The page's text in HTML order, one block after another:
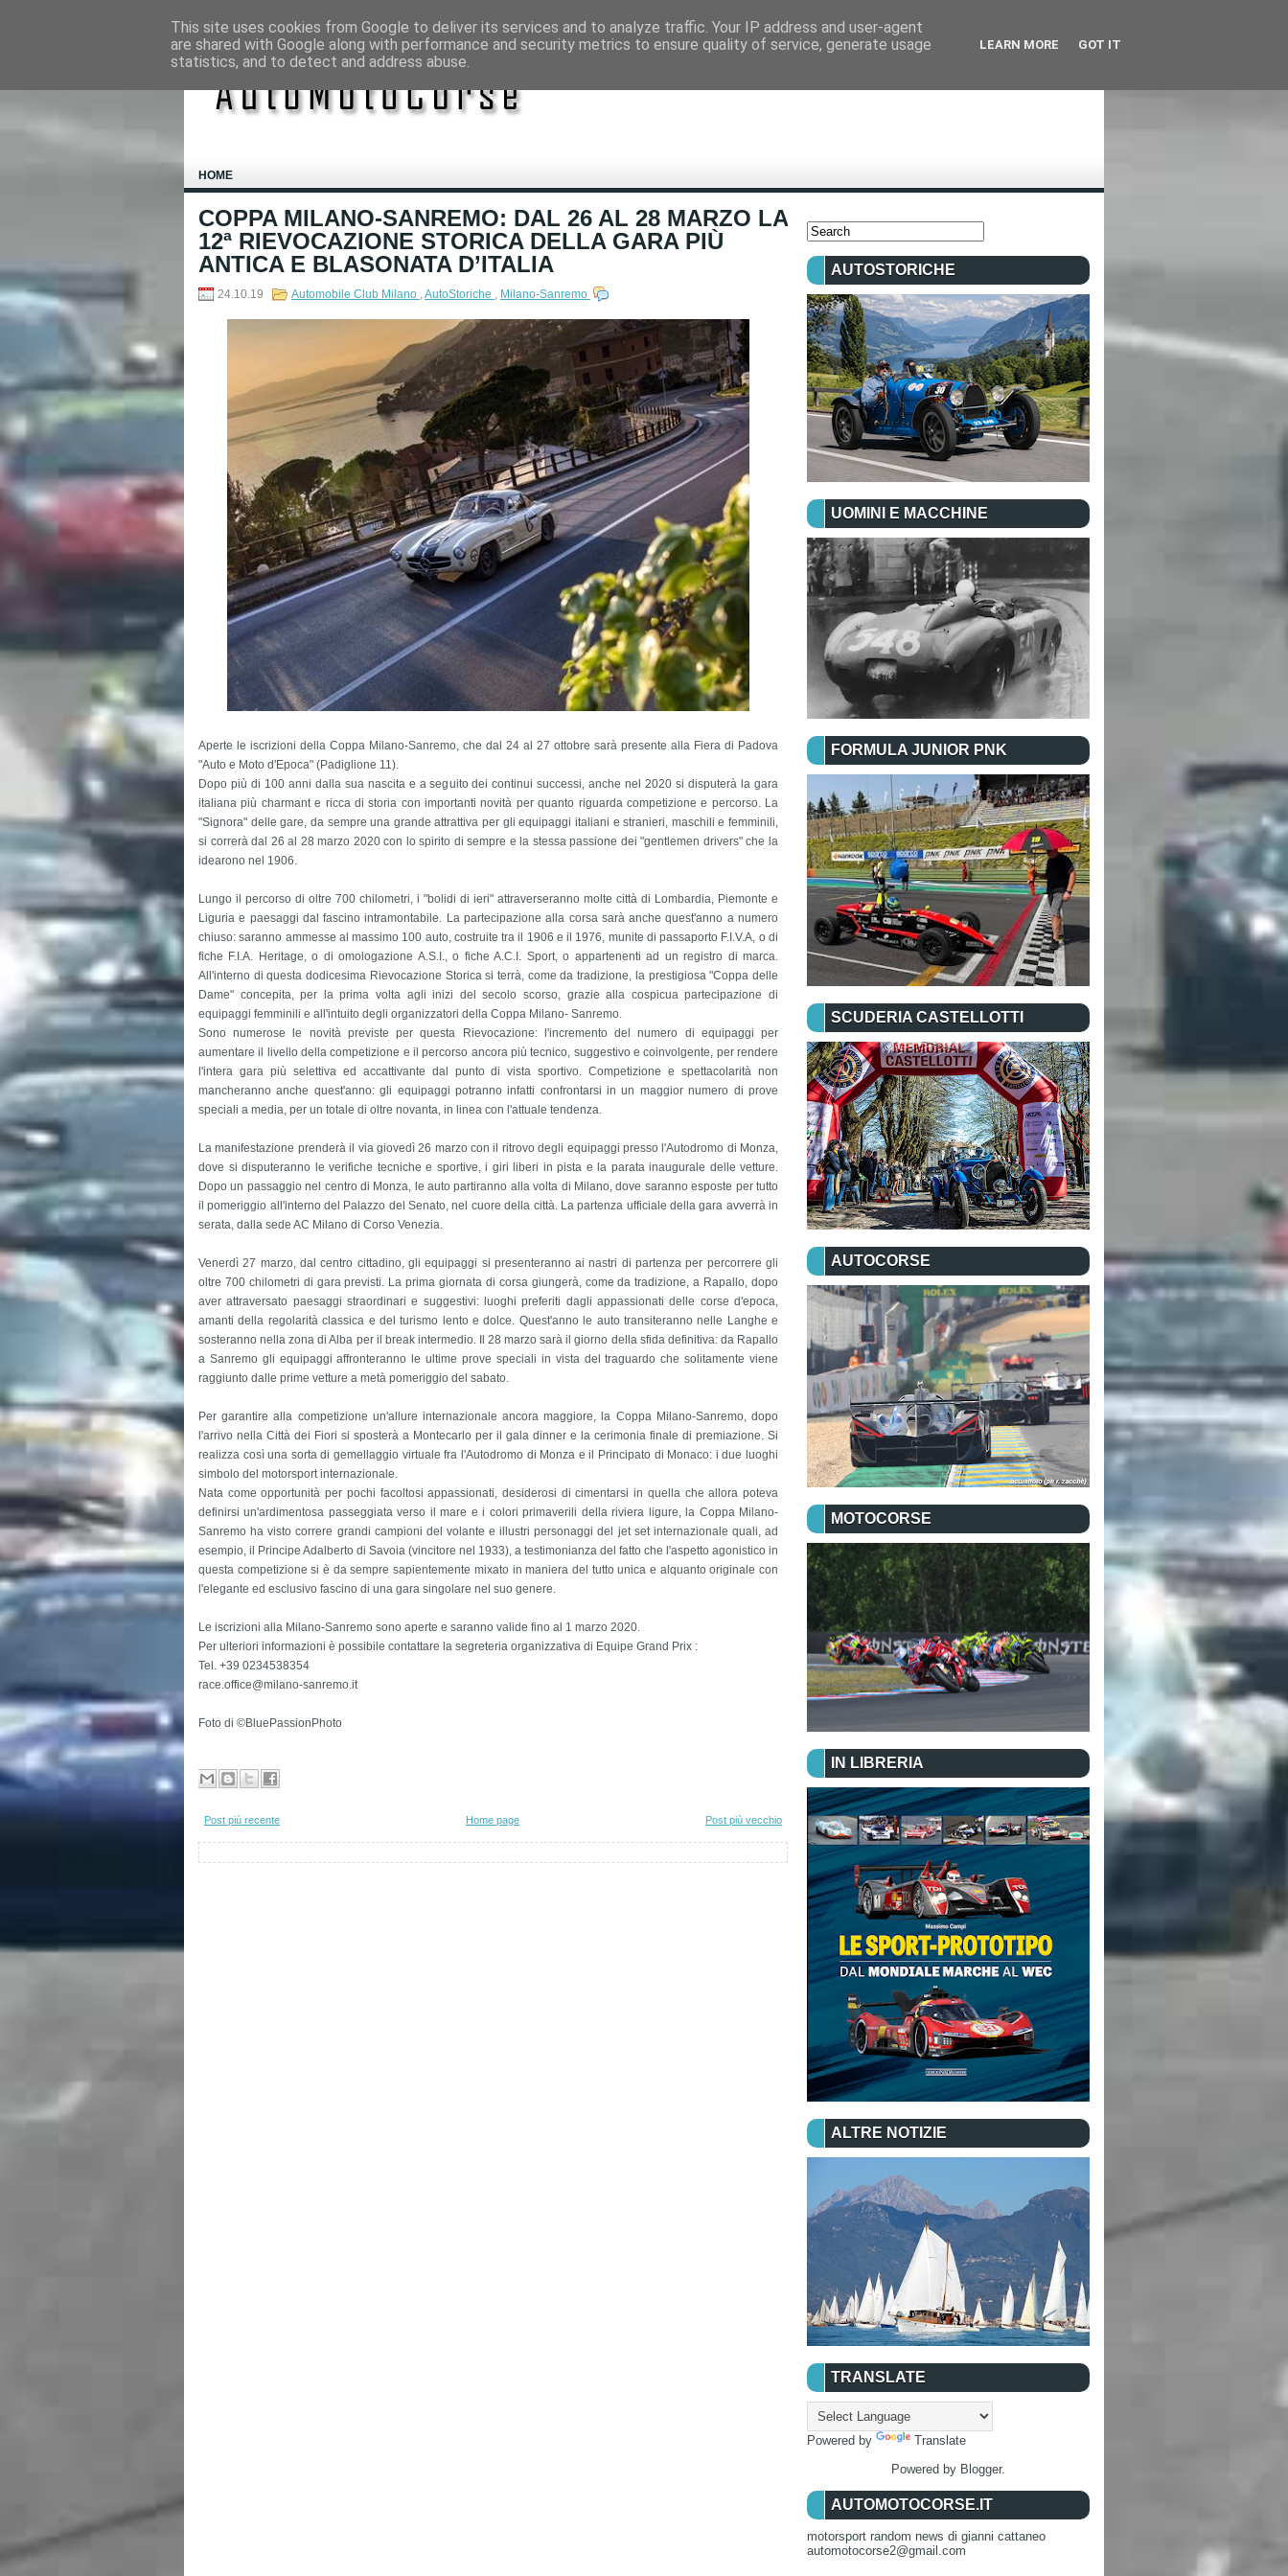
HOME
COPPA MILANO-SANREMO: DAL 26 AL 28 MARZO LA
12ª RIEVOCAZIONE STORICA DELLA GARA PIÙ
ANTICA E BLASONATA D’ITALIA
24.10.19 Automobile Club Milano ,AutoStoriche , Milano-Sanremo
Aperte le iscrizioni della Coppa Milano-Sanremo, che dal 24 al 27 ottobre sarà presente alla Fiera di Padova
"Auto e Moto d'Epoca" (Padiglione 11).
Dopo più di 100 anni dalla sua nascita e a seguito dei continui successi, anche nel 2020 si disputerà la gara
italiana più charmant e ricca di storia con importanti novità per quanto riguarda competizione e percorso. La
"Signora" delle gare, da sempre una grande attrattiva per gli equipaggi italiani e stranieri, maschili e femminili,
si correrà dal 26 al 28 marzo 2020 con lo spirito di sempre e la stessa passione dei "gentlemen drivers" che la
idearono nel 1906.
Lungo il percorso di oltre 700 chilometri, i "bolidi di ieri" attraverseranno molte città di Lombardia, Piemonte e
Liguria e paesaggi dal fascino intramontabile. La partecipazione alla corsa sarà anche quest'anno a numero
chiuso: saranno ammesse al massimo 100 auto, costruite tra il 1906 e il 1976, munite di passaporto F.I.V.A, o di
fiche F.I.A. Heritage, o di omologazione A.S.I., o fiche A.C.I. Sport, o appartenenti ad un registro di marca.
All'interno di questa dodicesima Rievocazione Storica si terrà, come da tradizione, la prestigiosa "Coppa delle
Dame" concepita, per la prima volta agli inizi del secolo scorso, grazie alla cospicua partecipazione di
equipaggi femminili e all'intuito degli organizzatori della Coppa Milano- Sanremo.
Sono numerose le novità previste per questa Rievocazione: l'incremento del numero di equipaggi per
aumentare il livello della competizione e il percorso ancora più tecnico, suggestivo e coinvolgente, per rendere
l'intera gara più selettiva ed accattivante dal punto di vista sportivo. Competizione e spettacolarità non
mancheranno anche quest'anno: gli equipaggi potranno infatti confrontarsi in un maggior numero di prove
speciali a media, per un totale di oltre novanta, in linea con l'attuale tendenza.
La manifestazione prenderà il via giovedì 26 marzo con il ritrovo degli equipaggi presso l'Autodromo di Monza,
dove si disputeranno le verifiche tecniche e sportive, i giri liberi in pista e la parata inaugurale delle vetture.
Dopo un passaggio nel centro di Monza, le auto partiranno alla volta di Milano, dove saranno esposte per tutto
il pomeriggio all'interno del Palazzo del Senato, nel cuore della città. La partenza ufficiale della gara avverrà in
serata, dalla sede AC Milano di Corso Venezia.
Venerdì 27 marzo, dal centro cittadino, gli equipaggi si presenteranno ai nastri di partenza per percorrere gli
oltre 700 chilometri di gara previsti. La prima giornata di corsa giungerà, come da tradizione, a Rapallo, dopo
aver attraversato paesaggi straordinari e suggestivi: luoghi preferiti dagli appassionati delle corse d'epoca,
amanti della regolarità classica e del turismo lento e dolce. Quest'anno le auto transiteranno nelle Langhe e
sosteranno nella zona di Alba per il break intermedio. Il 28 marzo sarà il giorno della sfida definitiva: da Rapallo
a Sanremo gli equipaggi affronteranno le ultime prove speciali in vista del traguardo che solitamente viene
raggiunto dalle prime vetture a metà pomeriggio del sabato.
Per garantire alla competizione un'allure internazionale ancora maggiore, la Coppa Milano-Sanremo, dopo
l'arrivo nella Città dei Fiori si sposterà a Montecarlo per il gala dinner e la cerimonia finale di premiazione. Si
realizza così una sorta di gemellaggio virtuale fra l'Autodromo di Monza e il Principato di Monaco: i due luoghi
simbolo del motorsport internazionale.
Nata come opportunità per pochi facoltosi appassionati, desiderosi di cimentarsi in quella che allora poteva
definirsi un'ardimentosa passeggiata verso il mare e i colori primaverili della riviera ligure, la Coppa Milano-
Sanremo ha visto correre grandi campioni del volante e illustri personaggi del jet set internazionale quali, ad
esempio, il Principe Adalberto di Savoia (vincitore nel 1933), a testimonianza del fatto che l'aspetto agonistico in
questa competizione si è da sempre sapientemente mixato in maniera del tutto unica e alquanto originale con
l'elegante ed esclusivo fascino di una gara singolare nel suo genere.
Le iscrizioni alla Milano-Sanremo sono aperte e saranno valide fino al 1 marzo 2020.
Per ulteriori informazioni è possibile contattare la segreteria organizzativa di Equipe Grand Prix :
Tel. +39 0234538354
race.office@milano-sanremo.it
Foto di ©BluePassionPhoto
Post più recente Post più vecchio
Home page
AUTOSTORICHE
UOMINI E MACCHINE
FORMULA JUNIOR PNK
SCUDERIA CASTELLOTTI
AUTOCORSE
MOTOCORSE
IN LIBRERIA
ALTRE NOTIZIE
TRANSLATE
Powered by
Translate
Powered by Blogger.
AUTOMOTOCORSE.IT
motorsport random news di gianni cattaneo
automotocorse2@gmail.com
This site uses cookies from Google to deliver its services and to analyze traffic. Your IP address and user-agent
are shared with Google along with performance and security metrics to ensure quality of service, generate usage
statistics, and to detect and address abuse.
LEARN MORE GOT IT